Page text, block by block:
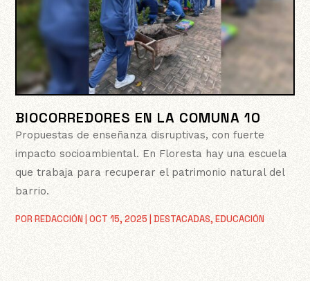
BIOCORREDORES EN LA COMUNA 10
PORREDACCIÓN |OCT 15, 2025 |DESTACADAS,EDUCACIÓN
Propuestas de enseñanza disruptivas, con fuerte
impacto socioambiental. En Floresta hay una escuela
que trabaja para recuperar el patrimonio natural del
barrio.